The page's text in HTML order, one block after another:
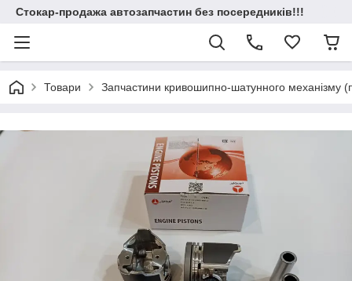
Стокар-продажа автозапчастин без посередників!!!
Товари Запчастини кривошипно-шатунного механізму